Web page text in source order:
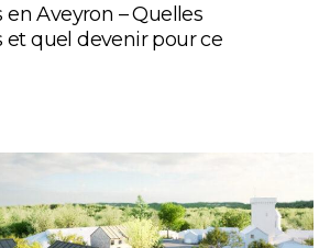
Aveyron – Quelles
quel devenir pour ce